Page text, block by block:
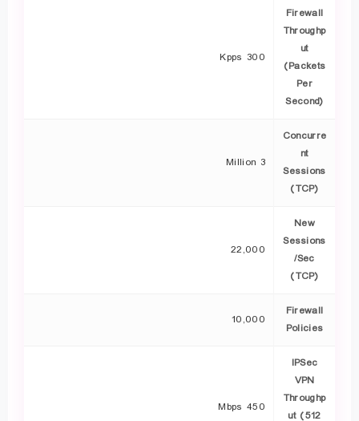
Firewall
Throughp
ut
(Packets
Per
Second)
300 Kpps
Concurre
nt
Sessions
(TCP)
3 Million
New
Sessions
/Sec
(TCP)
22,000
Firewall
Policies
10,000
IPSec
VPN
Throughp
ut (512
450 Mbps